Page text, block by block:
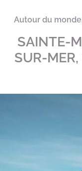
Autour du monde
SAINTE-
SUR-